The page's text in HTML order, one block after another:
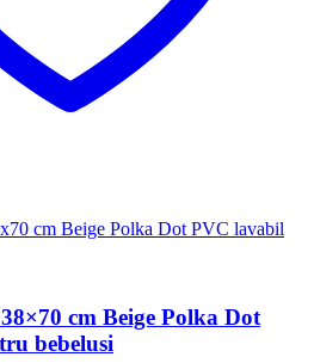
cm Beige Polka Dot
bebelusi